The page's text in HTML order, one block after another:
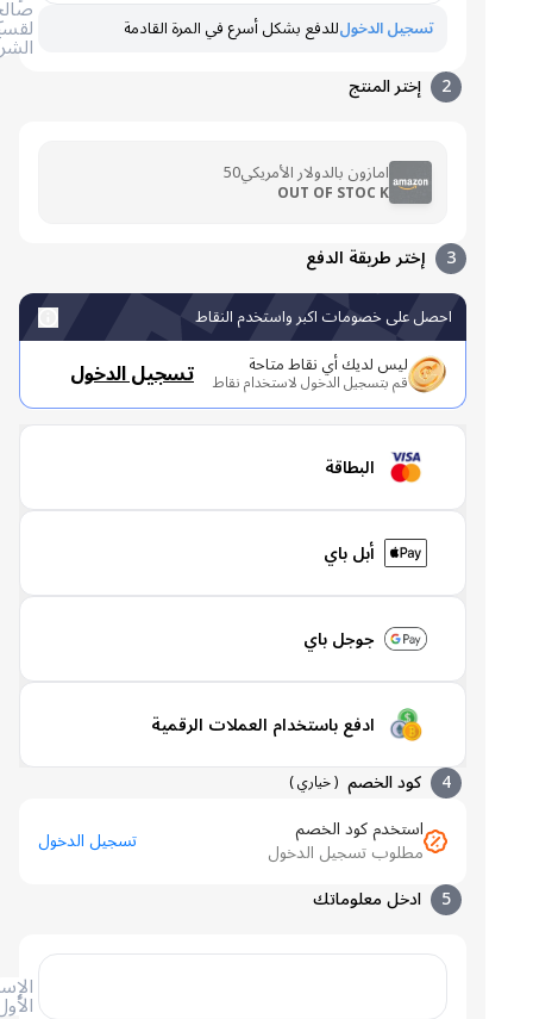
صالحلقسيمة تسجيل الدخولللدفع بشكل أسرع في المرة القادمة
إختر المنتج
امازون بالدولار الأمريكي50
OUT OF STOC K
إختر طريقة الدفع
احصل على خصومات اكبر واستخدم النقاط
ليس لديك أي نقاط متاحة
قم بتسجيل الدخول لاستخدام نقاط تسجيل الدخول
البطاقة
أبل باي
جوجل باي
ادفع باستخدام العملات الرقمية
كود الخصم (خياري )
استخدم كود الخصم
مطلوب تسجيل الدخول
تسجيل الدخول
ادخل معلوماتك